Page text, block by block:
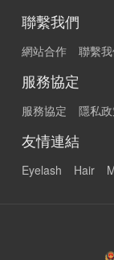
聯繫我們
網站合作 聯繫
服務協定
服務協定 隱私
友情連結
Eyelash Hair